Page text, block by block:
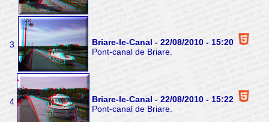
3
Briare-le-Canal - 22/08/2010 - 15:20
Pont-canal de Briare.
4
Briare-le-Canal - 22/08/2010 - 15:22
Pont-canal de Briare.